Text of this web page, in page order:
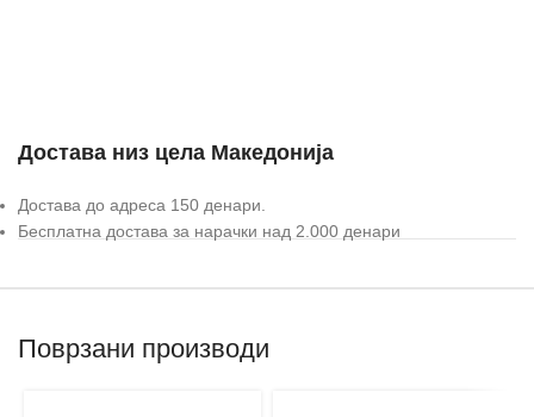
Достава низ цела Македонија
Достава до адреса 150 денари.
Бесплатна достава за нарачки над 2.000 денари
Поврзани производи